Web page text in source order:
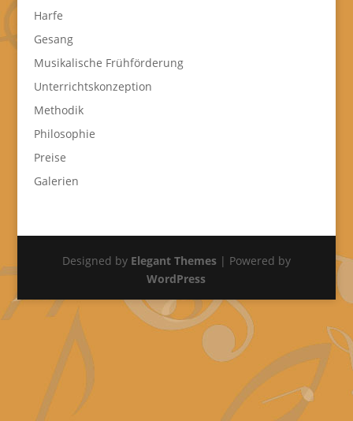
Harfe
Gesang
Musikalische Frühförderung
Unterrichtskonzeption
Methodik
Philosophie
Preise
Galerien
Designed by Elegant Themes| Powered by
WordPress